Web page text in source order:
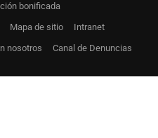
bonificada
Mapa de sitio
Intranet
nosotros Canal de Denuncias